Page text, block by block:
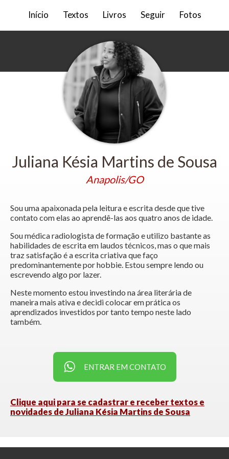
Início Textos Livros Seguir Fotos
Juliana Késia Martins de Sousa
Anapolis/GO
Sou uma apaixonada pela leitura e escrita desde que tive
contato com elas ao aprendê-las aos quatro anos de idade.
Sou médica radiologista de formação e utilizo bastante as
habilidades de escrita em laudos técnicos, mas o que mais
traz satisfação é a escrita criativa que faço
predominantemente por hobbie. Estou sempre lendo ou
escrevendo algo por lazer.
Neste momento estou investindo na área literária de
maneira mais ativa e decidi colocar em prática os
aprendizados investidos por tanto tempo neste lado
também.
ENTRAR EM CONTATO
Clique aqui para se cadastrar e receber textos e
novidades de Juliana Késia Martins de Sousa